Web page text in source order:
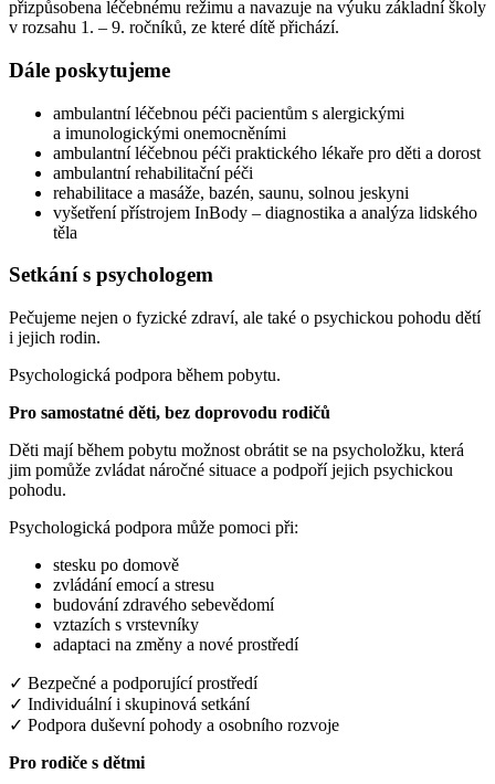
přizpůsobena léčebnému režimu a navazuje na výuku základní školy
v rozsahu 1. – 9. ročníků, ze které dítě přichází.
Dále poskytujeme
ambulantní léčebnou péči pacientům s alergickými
a imunologickými onemocněními
ambulantní léčebnou péči praktického lékaře pro děti a dorost
ambulantní rehabilitační péči
rehabilitace a masáže, bazén, saunu, solnou jeskyni
vyšetření přístrojem InBody – diagnostika a analýza lidského
těla
Setkání s psychologem
Pečujeme nejen o fyzické zdraví, ale také o psychickou pohodu dětí
i jejich rodin.
Psychologická podpora během pobytu.
Pro samostatné děti, bez doprovodu rodičů
Děti mají během pobytu možnost obrátit se na psycholožku, která
jim pomůže zvládat náročné situace a podpoří jejich psychickou
pohodu.
Psychologická podpora může pomoci při:
stesku po domově
zvládání emocí a stresu
budování zdravého sebevědomí
vztazích s vrstevníky
adaptaci na změny a nové prostředí
✓ Bezpečné a podporující prostředí
✓ Individuální i skupinová setkání
✓ Podpora duševní pohody a osobního rozvoje
Pro rodiče s dětmi